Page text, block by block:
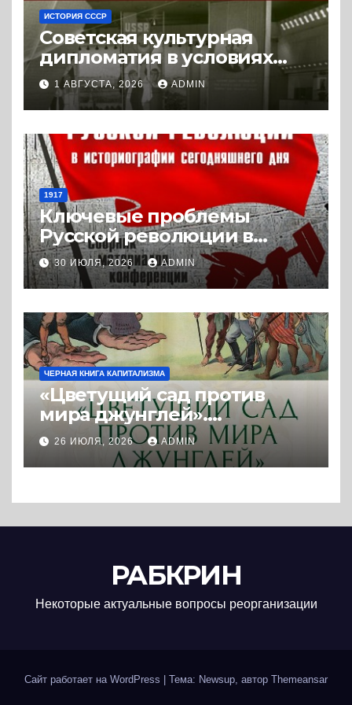
ИСТОРИЯ СССР
Советская культурная
дипломатия в условиях
Холодной войны. 1945-1989.
(2018) * Книга
1 АВГУСТА, 2026 ADMIN
1917
Ключевые проблемы
Русской революции в
историографии
сегодняшнего дня (2024) *
Книга
30 ИЮЛЯ, 2026 ADMIN
ЧЕРНАЯ КНИГА КАПИТАЛИЗМА
«Цветущий сад против
мира джунглей».
Колониальная и
постколониальная
политика западных
26 ИЮЛЯ, 2026 ADMIN
РАБКРИН
Некоторые актуальные вопросы реорганизации
Сайт работает на WordPress Тема: Newsup, автор Themeansar